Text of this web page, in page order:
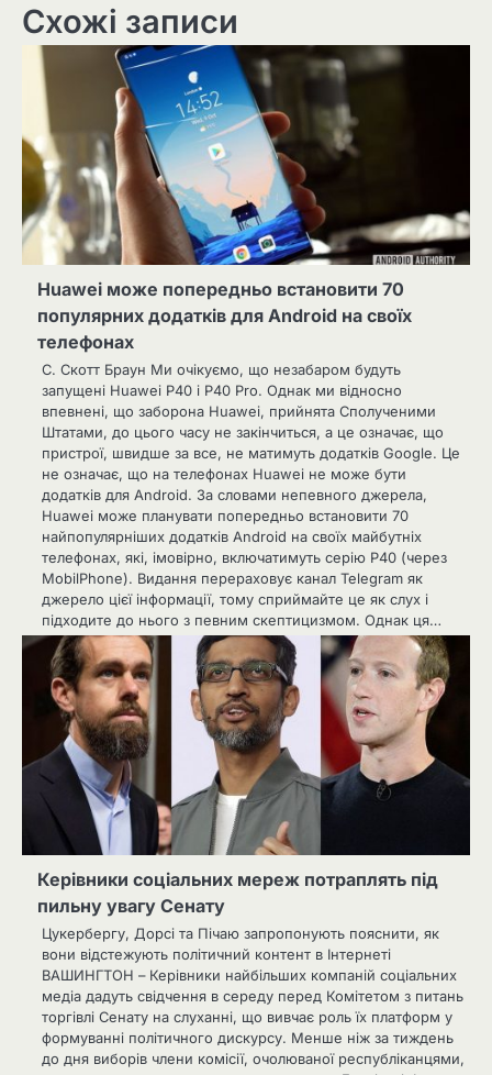
Схожі записи
Huawei може попередньо встановити 70
популярних додатків для Android на своїх
телефонах
C. Скотт Браун Ми очікуємо, що незабаром будуть
запущені Huawei P40 і P40 Pro. Однак ми відносно
впевнені, що заборона Huawei, прийнята Сполученими
Штатами, до цього часу не закінчиться, а це означає, що
пристрої, швидше за все, не матимуть додатків Google. Це
не означає, що на телефонах Huawei не може бути
додатків для Android. За словами непевного джерела,
Huawei може планувати попередньо встановити 70
найпопулярніших додатків Android на своїх майбутніх
телефонах, які, імовірно, включатимуть серію P40 (через
MobilPhone). Видання перераховує канал Telegram як
джерело цієї інформації, тому сприймайте це як слух і
підходите до нього з певним скептицизмом. Однак ця…
Керівники соціальних мереж потраплять під
пильну увагу Сенату
Цукербергу, Дорсі та Пічаю запропонують пояснити, як
вони відстежують політичний контент в Інтернеті
ВАШИНГТОН – Керівники найбільших компаній соціальних
медіа дадуть свідчення в середу перед Комітетом з питань
торгівлі Сенату на слуханні, що вивчає роль їх платформ у
формуванні політичного дискурсу. Менше ніж за тиждень
до дня виборів члени комісії, очолюваної республіканцями,